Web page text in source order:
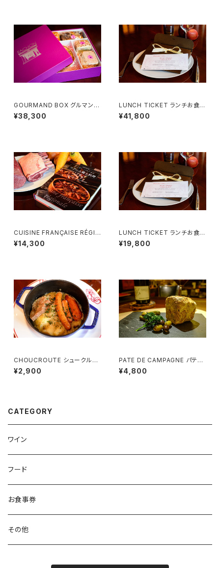
GOURMAND BOX グルマンボ
ックス （2名様用）
¥38,300
LUNCH TICKET ランチお食事
券 （２名様用）Menu Tentatio
n
¥41,800
CUISINE FRANÇAISE RÉGIO
NALE フランス郷土料理 - 単行
本 -
¥14,300
LUNCH TICKET ランチお食事
券 （２名様用）Menu Courtois
ie
¥19,800
CHOUCROUTE シュークルー
ト （1名様用）
¥2,900
PATE DE CAMPAGNE パテ・
ド・カンパーニュ (3~4様用）
¥4,800
CATEGORY
ワイン
フード
お食事券
その他